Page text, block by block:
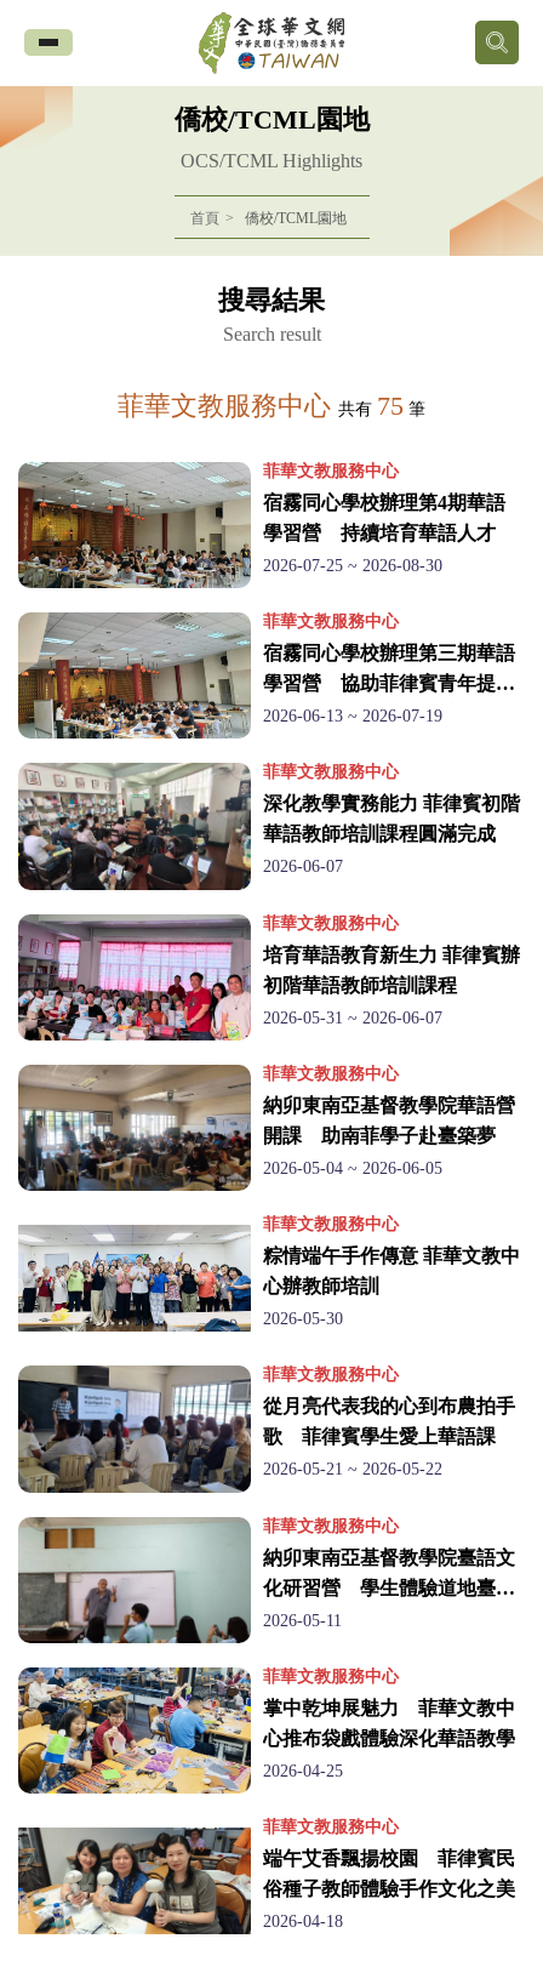
全
球
華
網
民
國
(臺
灣)
僑
務
委
員
會
僑校/TCML園地
OCS/TCML Highlights
首頁 僑校/TCML園地
搜尋結果
Search result
菲華文教服務中心 共有 75 筆
菲華文教服務中心
宿霧同心學校辦理第4期華語
學習營 持續培育華語人才
2026-07-25 ~ 2026-08-30
菲華文教服務中心
宿霧同心學校辦理第三期華語
學習營 協助菲律賓青年提升
華語能力及赴臺升學競爭力
2026-06-13 ~ 2026-07-19
菲華文教服務中心
深化教學實務能力 菲律賓初階
華語教師培訓課程圓滿完成
2026-06-07
菲華文教服務中心
培育華語教育新生力 菲律賓辦
初階華語教師培訓課程
2026-05-31 ~ 2026-06-07
菲華文教服務中心
納卯東南亞基督教學院華語營
開課 助南菲學子赴臺築夢
2026-05-04 ~ 2026-06-05
菲華文教服務中心
粽情端午手作傳意 菲華文教中
心辦教師培訓
2026-05-30
菲華文教服務中心
從月亮代表我的心到布農拍手
歌 菲律賓學生愛上華語課
2026-05-21 ~ 2026-05-22
菲華文教服務中心
納卯東南亞基督教學院臺語文
化研習營 學生體驗道地臺灣
風情
2026-05-11
菲華文教服務中心
掌中乾坤展魅力 菲華文教中
心推布袋戲體驗深化華語教學
2026-04-25
菲華文教服務中心
端午艾香飄揚校園 菲律賓民
俗種子教師體驗手作文化之美
2026-04-18